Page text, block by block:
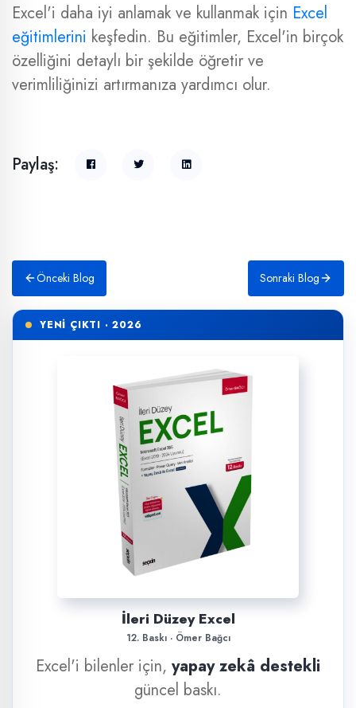
Excel'i daha iyi anlamak ve kullanmak için Excel
eğitimlerini keşfedin. Bu eğitimler, Excel'in birçok
özelliğini detaylı bir şekilde öğretir ve
verimliliğinizi artırmanıza yardımcı olur.
Paylaş:
Önceki Blog Sonraki Blog
YENİ ÇIKTI · 2026
İleri Düzey Excel
12. Baskı · Ömer Bağcı
Excel'i bilenler için, yapay zekâ destekli
güncel baskı.